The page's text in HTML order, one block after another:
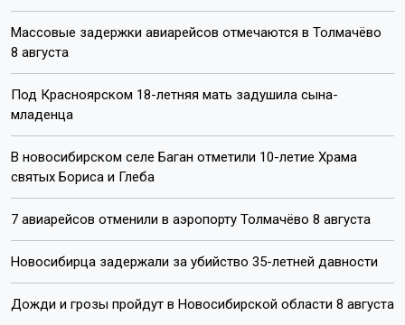
Массовые задержки авиарейсов отмечаются в Толмачёво
8 августа
Под Красноярском 18-летняя мать задушила сына-
младенца
В новосибирском селе Баган отметили 10-летие Храма
святых Бориса и Глеба
7 авиарейсов отменили в аэропорту Толмачёво 8 августа
Новосибирца задержали за убийство 35-летней давности
Дожди и грозы пройдут в Новосибирской области 8 августа